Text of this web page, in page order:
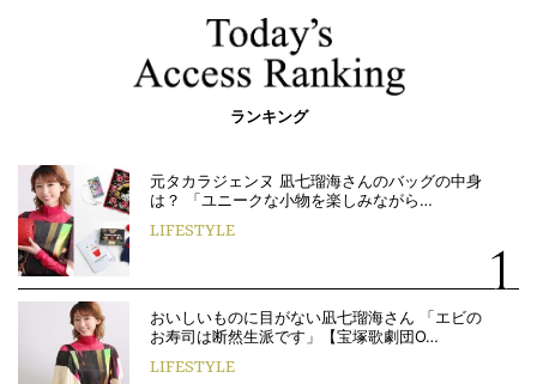
ランキング
元タカラジェンヌ 凪七瑠海さんのバッグの中身
は？ 「ユニークな小物を楽しみながら…
LIFESTYLE
おいしいものに目がない凪七瑠海さん 「エビの
お寿司は断然生派です」【宝塚歌劇団O…
LIFESTYLE